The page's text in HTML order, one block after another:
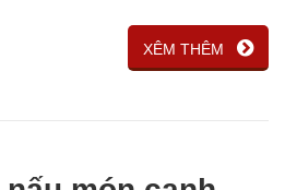
XÊM THÊM